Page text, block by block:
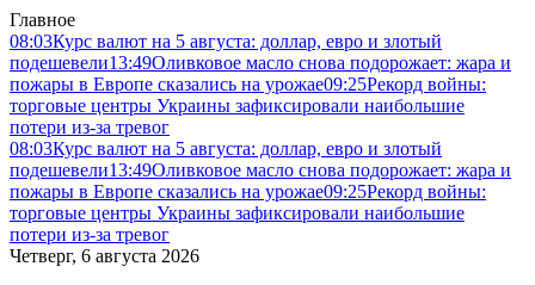
Главное
08:03Курс валют на 5 августа: доллар, евро и злотый
подешевели13:49Оливковое масло снова подорожает: жара и
пожары в Европе сказались на урожае09:25Рекорд войны:
торговые центры Украины зафиксировали наибольшие
потери из-за тревог
08:03Курс валют на 5 августа: доллар, евро и злотый
подешевели13:49Оливковое масло снова подорожает: жара и
пожары в Европе сказались на урожае09:25Рекорд войны:
торговые центры Украины зафиксировали наибольшие
потери из-за тревог
Четверг, 6 августа 2026